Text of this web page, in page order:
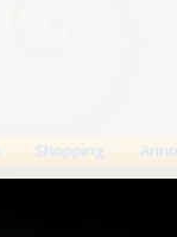
Shopping